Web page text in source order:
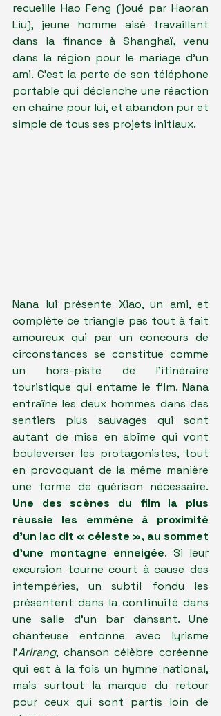
recueille Hao Feng (joué par Haoran
Liu), jeune homme aisé travaillant
dans la finance à Shanghaï, venu
dans la région pour le mariage d'un
ami. C'est la perte de son téléphone
portable qui déclenche une réaction
en chaine pour lui, et abandon pur et
simple de tous ses projets initiaux.
Nana lui présente Xiao, un ami, et
complète ce triangle pas tout à fait
amoureux qui par un concours de
circonstances se constitue comme
un hors-piste de l'itinéraire
touristique qui entame le film. Nana
entraîne les deux hommes dans des
sentiers plus sauvages qui sont
autant de mise en abîme qui vont
bouleverser les protagonistes, tout
en provoquant de la même manière
Une des scènes du film la plus
réussie les emmène à proximité
d'un lac dit « céleste », au sommet
d'une montagne enneigée. Si leur
excursion tourne court à cause des
intempéries, un subtil fondu les
présentent dans la continuité dans
une salle d'un bar dansant. Une
chanteuse entonne avec lyrisme
l'Arirang, chanson célèbre coréenne
qui est à la fois un hymne national,
mais surtout la marque du retour
pour ceux qui sont partis loin de